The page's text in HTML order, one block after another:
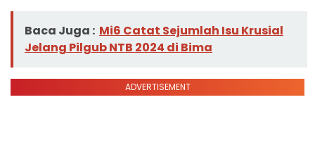
Baca Juga : Mi6 Catat Sejumlah Isu Krusial
Jelang Pilgub NTB 2024 di Bima
ADVERTISEMENT